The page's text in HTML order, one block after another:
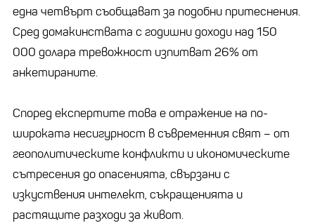
една четвърт съобщават за подобни притеснения.
Сред домакинствата с годишни доходи над 150
000 долара тревожност изпитват 26% от
анкетираните.
Според експертите това е отражение на по-
широката несигурност в съвременния свят – от
геополитическите конфликти и икономическите
сътресения до опасенията, свързани с
изкуствения интелект, съкращенията и
растящите разходи за живот.